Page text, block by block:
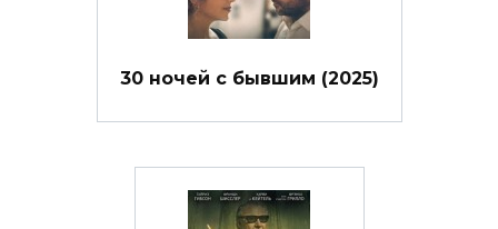
30 ночей с бывшим (2025)